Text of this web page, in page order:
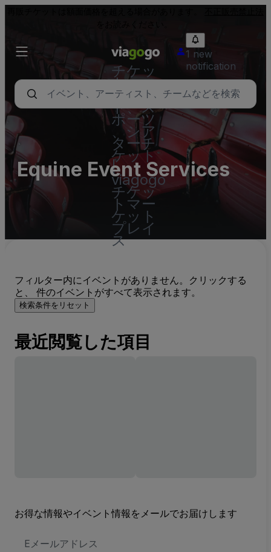
チケッ
ト - コ
ンサー
ト、ス
ポーツ
、シア
ターチ
ケット
|
viagogo
チケッ
トマー
ケット
プレイ
ス
1 new
notification
Equine Event Services
フィルター内にイベントがありません。クリックする
と、 件のイベントがすべて表示されます。
検索条件をリセット
最近閲覧した項目
お得な情報やイベント情報をメールでお届けします
メ